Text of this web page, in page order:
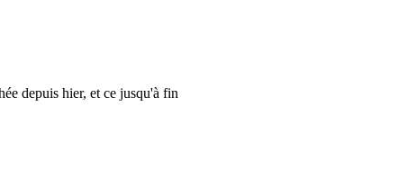
depuis hier, et ce jusqu'à fin